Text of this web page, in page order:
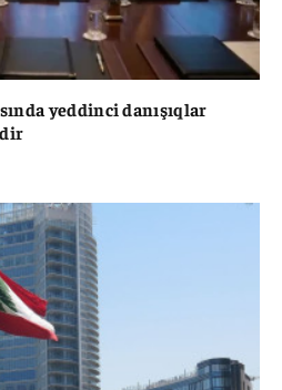
yeddinci danışıqlar